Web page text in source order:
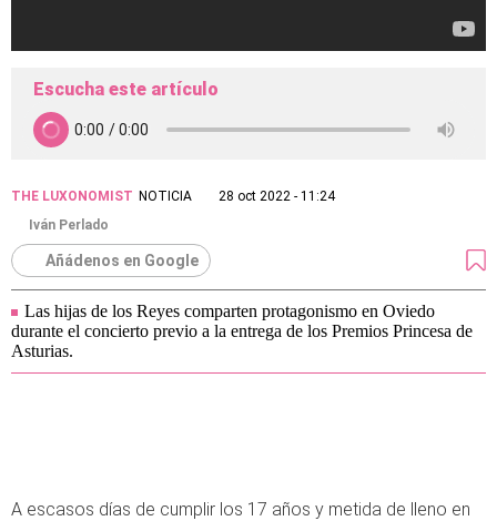
Escucha este artículo
THE LUXONOMIST NOTICIA
28 oct 2022 - 11:24
Iván Perlado
Añádenos en Google
Las hijas de los Reyes comparten protagonismo en Oviedo
durante el concierto previo a la entrega de los Premios Princesa de
Asturias.
A escasos días de cumplir los 17 años y metida de lleno en